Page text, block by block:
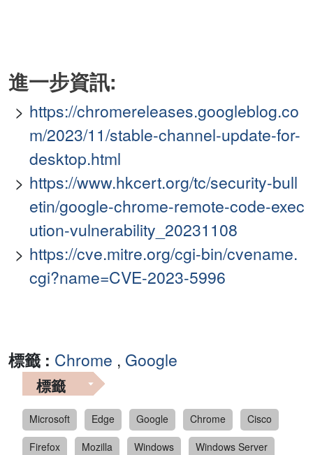
進一步資訊:
https://chromereleases.googleblog.co
m/2023/11/stable-channel-update-for-
desktop.html
https://www.hkcert.org/tc/security-bull
etin/google-chrome-remote-code-exec
ution-vulnerability_20231108
https://cve.mitre.org/cgi-bin/cvename.
cgi?name=CVE-2023-5996
標籤 : Chrome , Google
標籤
Microsoft Edge Google Chrome
Cisco
Firefox
Mozilla Windows
Windows Server